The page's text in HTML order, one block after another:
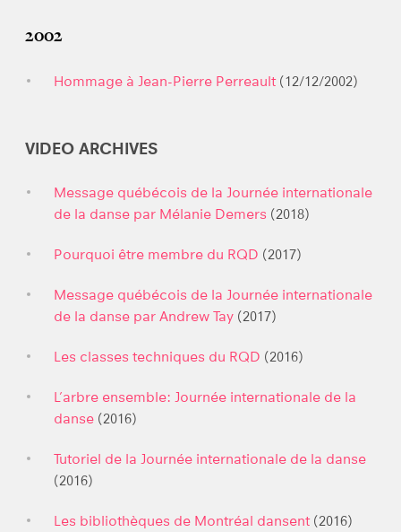
2002
Hommage à Jean-Pierre Perreault(12/12/2002)
VIDEO ARCHIVES
Message québécois de la Journée internationale
de la danse par Mélanie Demers (2018)
Pourquoi être membre du RQD (2017)
Message québécois de la Journée internationale
de la danse par Andrew Tay (2017)
Les classes techniques du RQD (2016)
L’arbre ensemble: Journée internationale de la
danse (2016)
Tutoriel de la Journée internationale de la danse
(2016)
Les bibliothèques de Montréal dansent(2016)